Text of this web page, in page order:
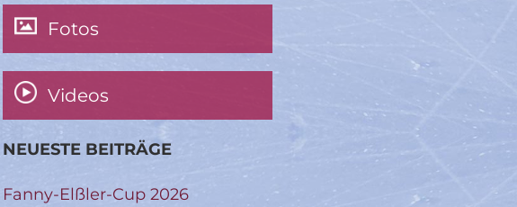
Fotos
Videos
NEUESTE BEITRÄGE
Fanny-Elßler-Cup 2026